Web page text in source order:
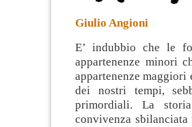
Giulio Angioni
E’ indubbio che le
appartenenze minori
appartenenze maggiori
dei nostri tempi,
primordiali. La
convivenza